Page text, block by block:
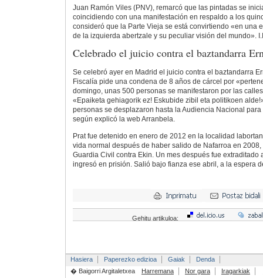
Juan Ramón Viles (PNV), remarcó que las pintadas se
coincidiendo con una manifestación en respaldo a los
consideró que la Parte Vieja se está convirtiendo «en una
de la izquierda abertzale y su peculiar visión del mundo».
Celebrado el juicio contra el baztandarra
Se celebró ayer en Madrid el juicio contra el baztandarra
Fiscalía pide una condena de 8 años de cárcel por
domingo, unas 500 personas se manifestaron por las
«Epaiketa gehiagorik ez! Eskubide zibil eta politikoen
personas se desplazaron hasta la Audiencia Nacional
según explicó la web Arranbela.
Prat fue detenido en enero de 2012 en la localidad
vida normal después de haber salido de Nafarroa en
Guardia Civil contra Ekin. Un mes después fue extraditado
ingresó en prisión. Salió bajo fianza ese abril, a la espera
Gehitu artikuloa:
Hasiera Paperezko edizioa Gaiak
Denda
� Baigorri Argitaletxea
Harremana Nor gara Iragarkiak